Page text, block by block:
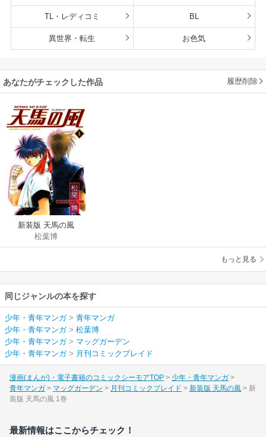
TL・レディコミ BL
異世界・転生 お色気
あなたがチェックした作品 履歴削除
新装版 天馬の風
松葉博
もっと見る
同じジャンルの本を探す
少年・青年マンガ> 青年マンガ
少年・青年マンガ> 松葉博
少年・青年マンガ> マッグガーデン
少年・青年マンガ> 月刊コミックブレイド
漫画(まんが)・電子書籍のコミックシーモアTOP
少年・青年マンガ
青年マンガ
マッグガーデン 月刊コミックブレイド 新装版 天馬の風
新
装版 天馬の風 1巻
最新情報はここからチェック！